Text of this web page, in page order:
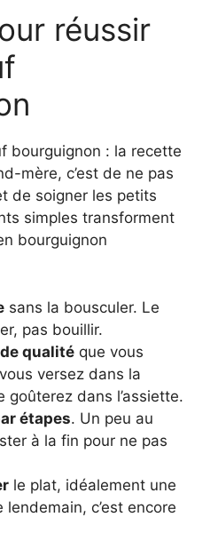
réussir
bourguignon : la recette
mère, c’est de ne pas
de soigner les petits
simples transforment
bourguignon
sans la bousculer. Le
pas bouillir.
qualité que vous
versez dans la
goûterez dans l’assiette.
étapes. Un peu au
à la fin pour ne pas
le plat, idéalement une
c’est encore